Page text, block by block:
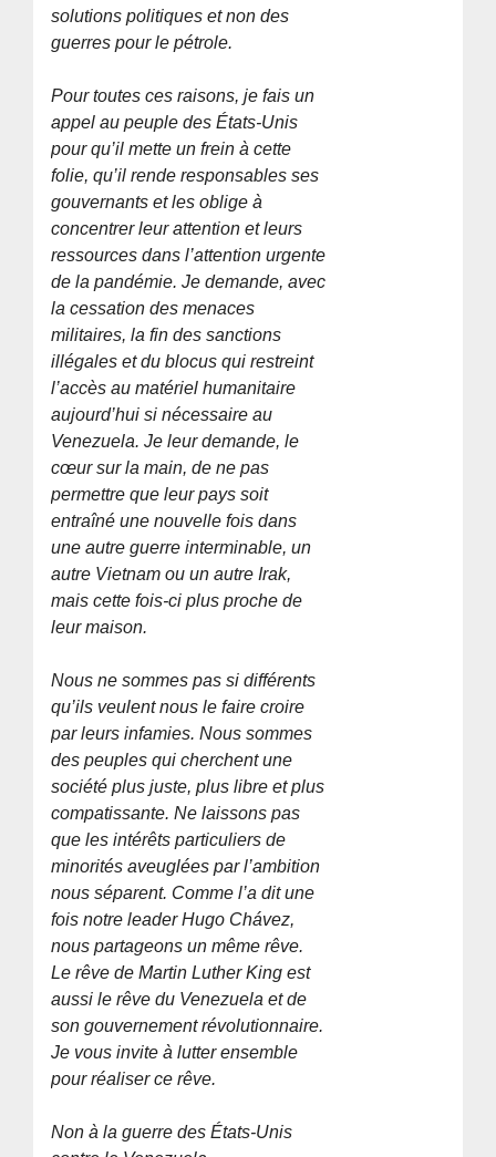
solutions politiques et non des
guerres pour le pétrole.
Pour toutes ces raisons, je fais un
appel au peuple des États-Unis
pour qu’il mette un frein à cette
folie, qu’il rende responsables ses
gouvernants et les oblige à
concentrer leur attention et leurs
ressources dans l’attention urgente
de la pandémie. Je demande, avec
la cessation des menaces
militaires, la fin des sanctions
illégales et du blocus qui restreint
l’accès au matériel humanitaire
aujourd’hui si nécessaire au
Venezuela. Je leur demande, le
cœur sur la main, de ne pas
permettre que leur pays soit
entraîné une nouvelle fois dans
une autre guerre interminable, un
autre Vietnam ou un autre Irak,
mais cette fois-ci plus proche de
leur maison.
Nous ne sommes pas si différents
qu’ils veulent nous le faire croire
par leurs infamies. Nous sommes
des peuples qui cherchent une
société plus juste, plus libre et plus
compatissante. Ne laissons pas
que les intérêts particuliers de
minorités aveuglées par l’ambition
nous séparent. Comme l’a dit une
fois notre leader Hugo Chávez,
nous partageons un même rêve.
Le rêve de Martin Luther King est
aussi le rêve du Venezuela et de
son gouvernement révolutionnaire.
Je vous invite à lutter ensemble
pour réaliser ce rêve.
Non à la guerre des États-Unis